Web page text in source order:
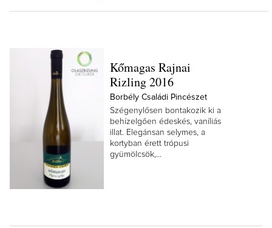
Kőmagas Rajnai
Rizling 2016
Borbély Családi Pincészet
Szégenylősen bontakozik ki a
behízelgően édeskés, vaníliás
illat. Elegánsan selymes, a
kortyban érett trópusi
gyümölcsök,...